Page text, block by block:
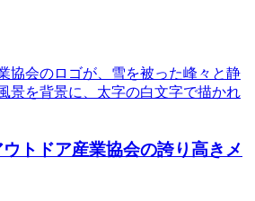
トドア産業協会の誇り高きメ